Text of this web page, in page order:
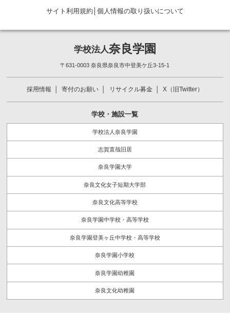
サイト利用規約 個人情報の取り扱いについて
学校法人奈良学園
〒631-0003 奈良県奈良市中登美ケ丘3-15-1
採用情報 寄付のお願い リサイクル募金 X（旧Twitter）
学校・施設一覧
学校法人奈良学園
志賀直哉旧居
奈良学園大学
奈良文化女子短期大学部
奈良文化高等学校
奈良学園中学校・高等学校
奈良学園登美ヶ丘中学校・高等学校
奈良学園小学校
奈良学園幼稚園
奈良文化幼稚園